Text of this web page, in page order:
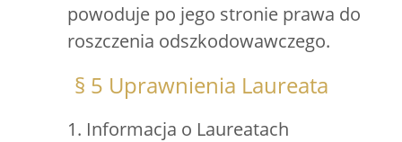
powoduje po jego stronie prawa do
roszczenia odszkodowawczego.
§ 5 Uprawnienia Laureata
1. Informacja o Laureatach